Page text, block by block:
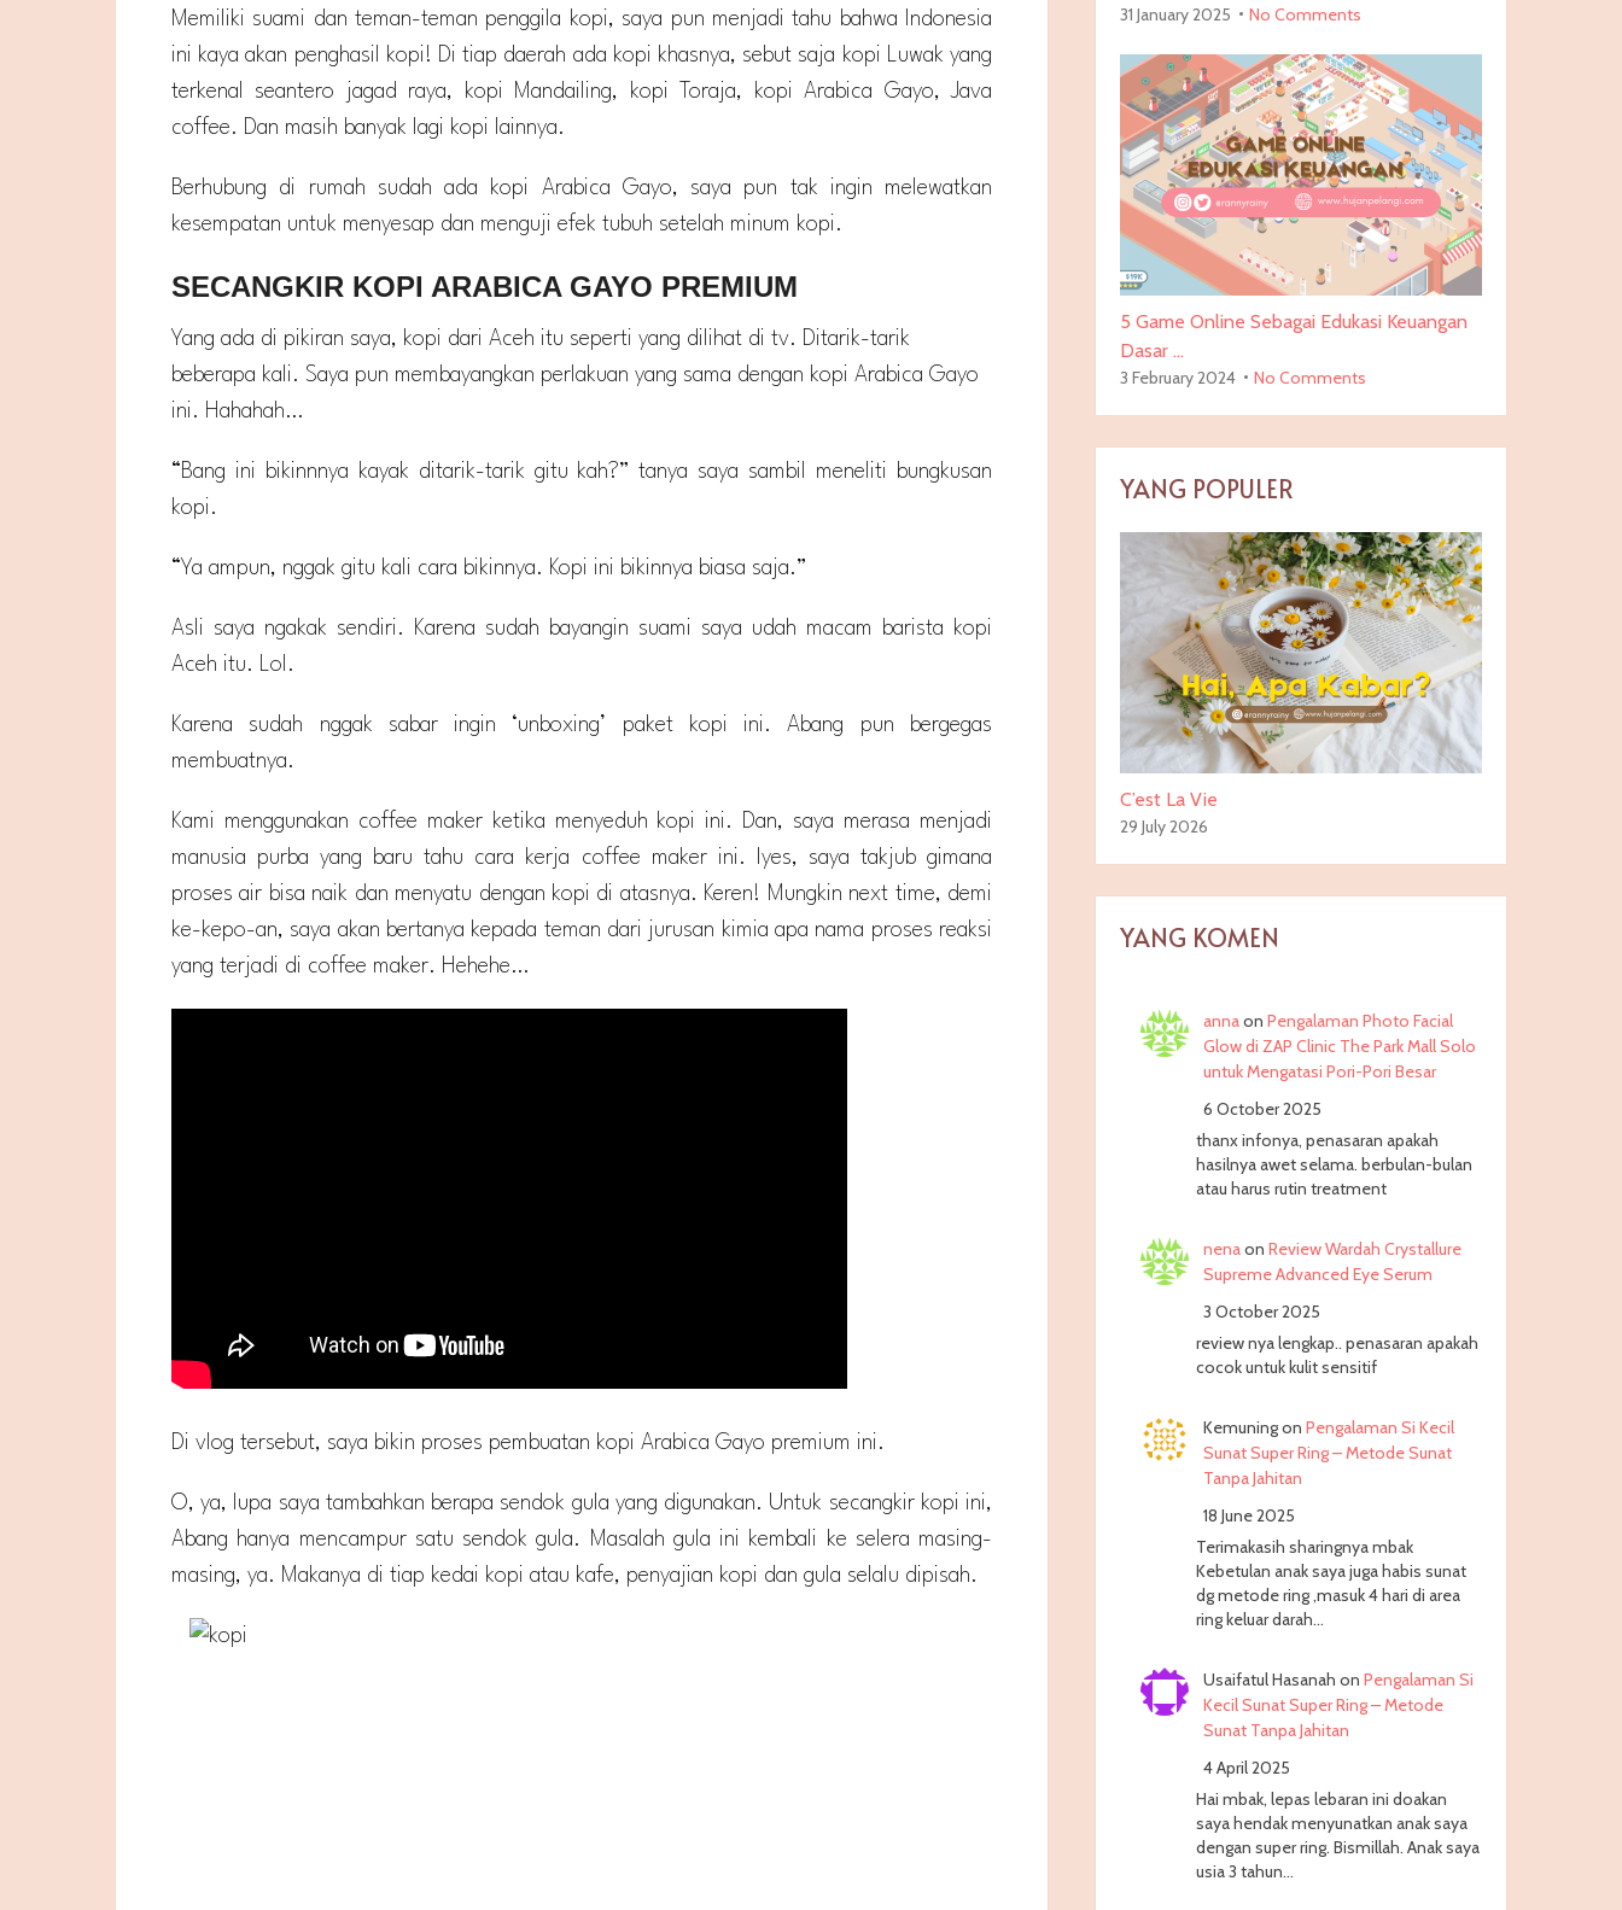
Memiliki suami dan teman-teman penggila kopi, saya pun menjadi tahu bahwa Indonesia
ini kaya akan penghasil kopi! Di tiap daerah ada kopi khasnya, sebut saja kopi Luwak yang
terkenal seantero jagad raya, kopi Mandailing, kopi Toraja, kopi Arabica Gayo, Java
coffee. Dan masih banyak lagi kopi lainnya.
Berhubung di rumah sudah ada kopi Arabica Gayo, saya pun tak ingin melewatkan
kesempatan untuk menyesap dan menguji efek tubuh setelah minum kopi.
SECANGKIR KOPI ARABICA GAYO PREMIUM
Yang ada di pikiran saya, kopi dari Aceh itu seperti yang dilihat di tv. Ditarik-tarik
beberapa kali. Saya pun membayangkan perlakuan yang sama dengan kopi Arabica Gayo
ini. Hahahah…
“Bang ini bikinnnya kayak ditarik-tarik gitu kah?” tanya saya sambil meneliti bungkusan
kopi.
“Ya ampun, nggak gitu kali cara bikinnya. Kopi ini bikinnya biasa saja.”
Asli saya ngakak sendiri. Karena sudah bayangin suami saya udah macam barista kopi
Aceh itu. Lol.
Karena sudah nggak sabar ingin ‘unboxing’ paket kopi ini. Abang pun bergegas
membuatnya.
Kami menggunakan coffee maker ketika menyeduh kopi ini. Dan, saya merasa menjadi
manusia purba yang baru tahu cara kerja coffee maker ini. Iyes, saya takjub gimana
proses air bisa naik dan menyatu dengan kopi di atasnya. Keren! Mungkin next time, demi
ke-kepo-an, saya akan bertanya kepada teman dari jurusan kimia apa nama proses reaksi
yang terjadi di coffee maker. Hehehe…
Di vlog tersebut, saya bikin proses pembuatan kopi Arabica Gayo premium ini.
O, ya, lupa saya tambahkan berapa sendok gula yang digunakan. Untuk secangkir kopi ini,
Abang hanya mencampur satu sendok gula. Masalah gula ini kembali ke selera masing-
masing, ya. Makanya di tiap kedai kopi atau kafe, penyajian kopi dan gula selalu dipisah.
31 January 2025 No Comments
5 Game Online Sebagai Edukasi Keuangan
Dasar …
3 February 2024 No Comments
YANG POPULER
C’est La Vie
29 July 2026
YANG KOMEN
annaonPengalaman Photo Facial
Glow di ZAP Clinic The Park Mall Solo
untuk Mengatasi Pori-Pori Besar
6 October 2025
thanx infonya, penasaran apakah
hasilnya awet selama. berbulan-bulan
atau harus rutin treatment
nenaonReview Wardah Crystallure
Supreme Advanced Eye Serum
3 October 2025
review nya lengkap.. penasaran apakah
cocok untuk kulit sensitif
KemuningonPengalaman Si Kecil
Sunat Super Ring – Metode Sunat
Tanpa Jahitan
18 June 2025
Terimakasih sharingnya mbak
Kebetulan anak saya juga habis sunat
dg metode ring ,masuk 4 hari di area
ring keluar darah…
Usaifatul Hasanah onPengalaman Si
Kecil Sunat Super Ring – Metode
Sunat Tanpa Jahitan
4 April 2025
Hai mbak, lepas lebaran ini doakan
saya hendak menyunatkan anak saya
dengan super ring. Bismillah. Anak saya
usia 3 tahun…